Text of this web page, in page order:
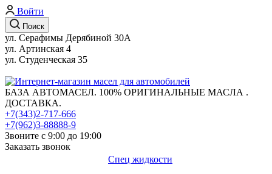
Войти
Поиск
ул. Серафимы Дерябиной 30А
ул. Артинская 4
ул. Студенческая 35
БАЗА АВТОМАСЕЛ. 100% ОРИГИНАЛЬНЫЕ МАСЛА .
ДОСТАВКА.
+7(343)2-717-666
+7(962)3-88888-9
Звоните с 9:00 до 19:00
Заказать звонок
Спец жидкости